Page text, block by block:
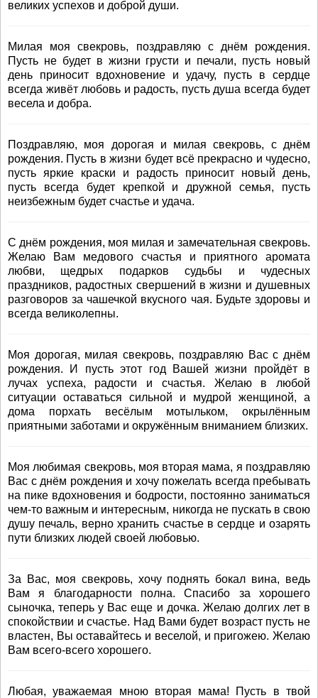
великих успехов и доброй души.
Милая моя свекровь, поздравляю с днём рождения.
Пусть не будет в жизни грусти и печали, пусть новый
день приносит вдохновение и удачу, пусть в сердце
всегда живёт любовь и радость, пусть душа всегда будет
весела и добра.
Поздравляю, моя дорогая и милая свекровь, с днём
рождения. Пусть в жизни будет всё прекрасно и чудесно,
пусть яркие краски и радость приносит новый день,
пусть всегда будет крепкой и дружной семья, пусть
неизбежным будет счастье и удача.
С днём рождения, моя милая и замечательная свекровь.
Желаю Вам медового счастья и приятного аромата
любви, щедрых подарков судьбы и чудесных
праздников, радостных свершений в жизни и душевных
разговоров за чашечкой вкусного чая. Будьте здоровы и
всегда великолепны.
Моя дорогая, милая свекровь, поздравляю Вас с днём
рождения. И пусть этот год Вашей жизни пройдёт в
лучах успеха, радости и счастья. Желаю в любой
ситуации оставаться сильной и мудрой женщиной, а
дома порхать весёлым мотыльком, окрылённым
приятными заботами и окружённым вниманием близких.
Моя любимая свекровь, моя вторая мама, я поздравляю
Вас с днём рождения и хочу пожелать всегда пребывать
на пике вдохновения и бодрости, постоянно заниматься
чем-то важным и интересным, никогда не пускать в свою
душу печаль, верно хранить счастье в сердце и озарять
пути близких людей своей любовью.
За Вас, моя свекровь, хочу поднять бокал вина, ведь
Вам я благодарности полна. Спасибо за хорошего
сыночка, теперь у Вас еще и дочка. Желаю долгих лет в
спокойствии и счастье. Над Вами будет возраст пусть не
властен, Вы оставайтесь и веселой, и пригожею. Желаю
Вам всего-всего хорошего.
Любая, уважаемая мною вторая мама! Пусть в твой